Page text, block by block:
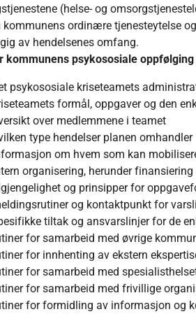
(helse- og
kommunens ordinære tjenesteytelse
av hendelsenes omfang.
kommunens psykososiale
psykososiale kriseteamets
formål, oppgaver og den
over medlemmene i teamet
type hendelser planen omhandler
om hvem som kan
organisering, herunder
og prinsipper for
og kontaktpunkt for
tiltak og ansvarslinjer for de
for samarbeid med øvrige
for innhenting av ekstern
for samarbeid med
for samarbeid med frivillige
for formidling av informasjon og